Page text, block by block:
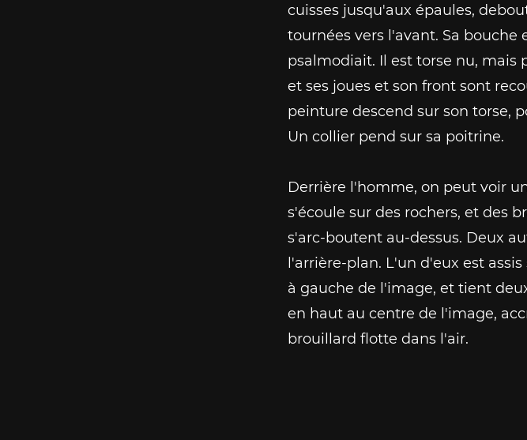
cuisses jusqu'aux épaules,
tournées vers l'avant. Sa
psalmodiait. Il est torse nu, mais
et ses joues et son front sont
peinture descend sur son torse,
Un collier pend sur sa poitrine.
Derrière l'homme, on peut voir
s'écoule sur des rochers, et des
s'arc-boutent au-dessus. Deux
l'arrière-plan. L'un d'eux est
à gauche de l'image, et tient
en haut au centre de l'image,
brouillard flotte dans l'air.